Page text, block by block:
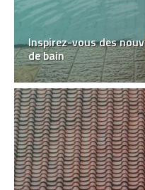
Inspirez-vous des
de bain